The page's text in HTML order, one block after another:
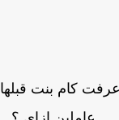
كام بنت قبلها